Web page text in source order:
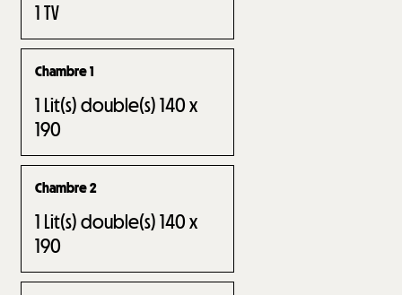
1TV
Chambre 1
1 Lit(s) double(s) 140 x
190
Chambre 2
1 Lit(s) double(s) 140 x
190